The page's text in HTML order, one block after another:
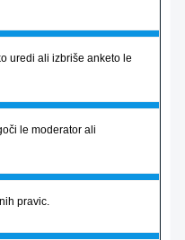
uredi ali izbriše anketo le
le moderator ali
pravic.